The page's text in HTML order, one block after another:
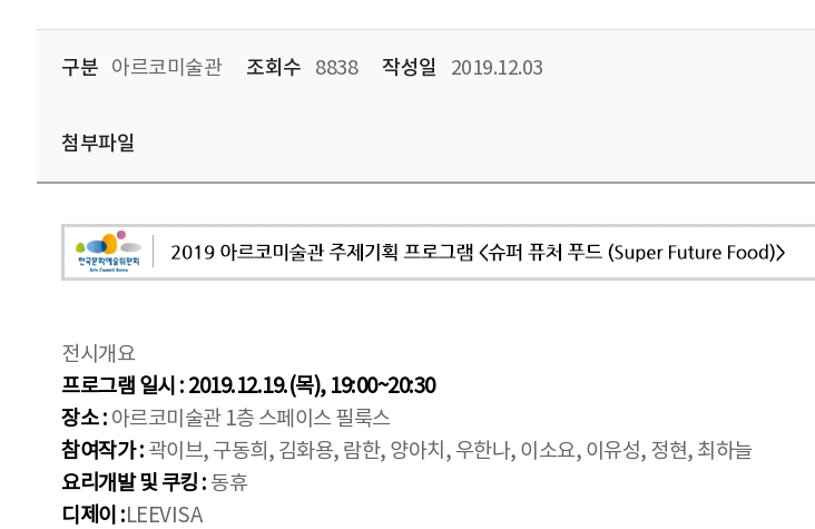
구분 아르코미술관 조회수 8838 작성일 2019.12.03
첨부파일
전시개요
프로그램 일시 : 2019.12.19.(목), 19:00~20:30
장소 : 아르코미술관 1층 스페이스 필룩스
참여작가 : 곽이브, 구동희, 김화용, 람한, 양아치, 우한나, 이소요, 이유성, 정현, 최하늘
요리개발 및 쿠킹 : 동휴
디제이 :LEEVISA